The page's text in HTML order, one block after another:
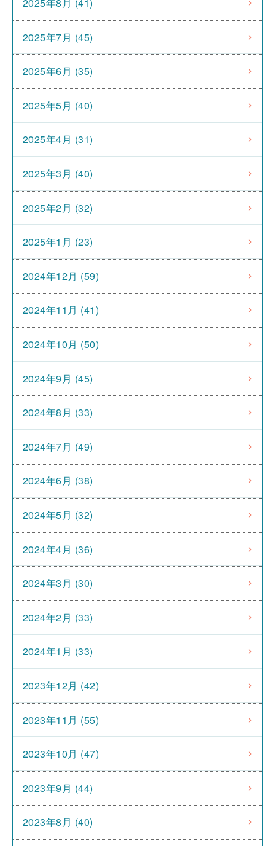
2025年7月 (45)
2025年6月 (35)
2025年5月 (40)
2025年4月 (31)
2025年3月 (40)
2025年2月 (32)
2025年1月 (23)
2024年12月 (59)
2024年11月 (41)
2024年10月 (50)
2024年9月 (45)
2024年8月 (33)
2024年7月 (49)
2024年6月 (38)
2024年5月 (32)
2024年4月 (36)
2024年3月 (30)
2024年2月 (33)
2024年1月 (33)
2023年12月 (42)
2023年11月 (55)
2023年10月 (47)
2023年9月 (44)
2023年8月 (40)